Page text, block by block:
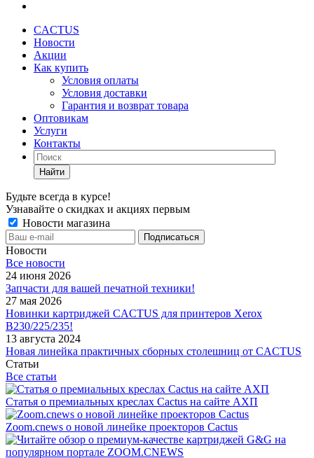
CACTUS
Новости
Акции
Как купить
Условия оплаты
Условия доставки
Гарантия и возврат товара
Оптовикам
Услуги
Контакты
Найти
Будьте всегда в курсе!
Узнавайте о скидках и акциях первым
Новости магазина
Новости
Все новости
24 июня 2026
Запчасти для вашей печатной техники!
27 мая 2026
Новинки картриджей CACTUS для принтеров Xerox
B230/225/235!
13 августа 2024
Новая линейка практичных сборных столешниц от CACTUS
Статьи
Все статьи
Статья о премиальных креслах Cactus на сайте АХП
Zoom.cnews о новой линейке проекторов Cactus